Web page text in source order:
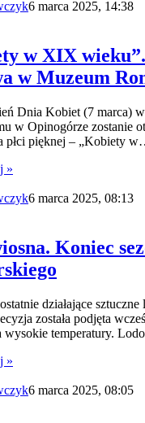
6 marca 2025, 14:38
w XIX
w Muzeum
Dnia Kobiet (7 marca)
w Opinogórze zostanie
płci pięknej – „Kobiety
»
6 marca 2025, 08:13
Koniec
działające
została podjęta
wysokie temperatury.
»
6 marca 2025, 08:05